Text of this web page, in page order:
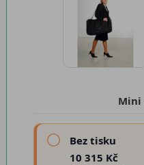
Mini
Bez tisku
10 315 Kč